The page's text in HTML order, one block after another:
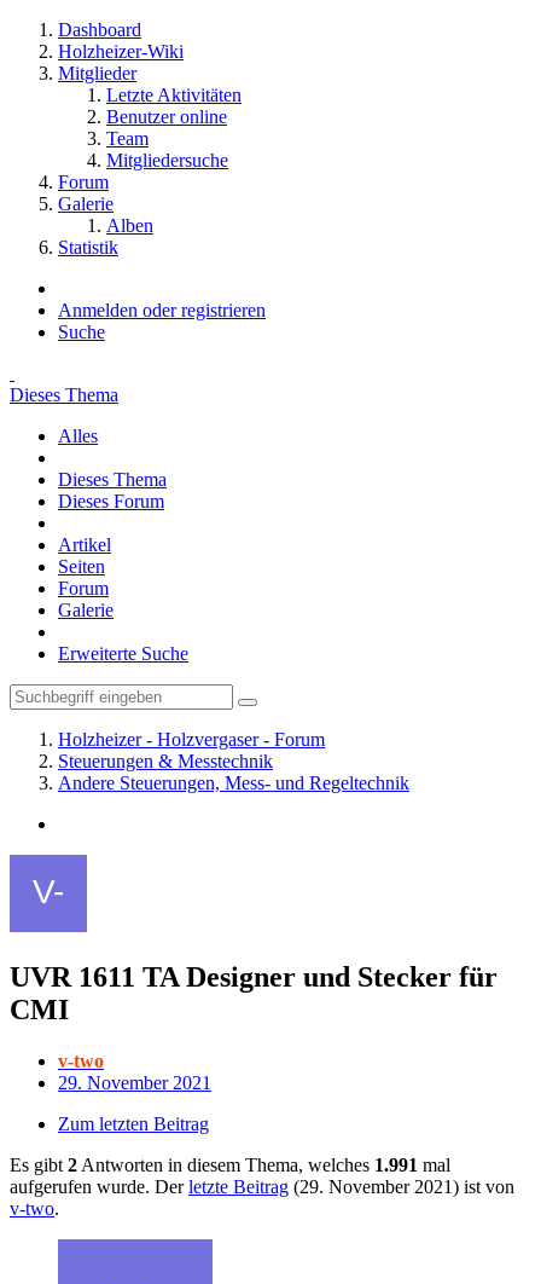
Dashboard
Holzheizer-Wiki
Mitglieder
Letzte Aktivitäten
Benutzer online
Team
Mitgliedersuche
Forum
Galerie
Alben
Statistik
Anmelden oder registrieren
Suche
Dieses Thema
Alles
Dieses Thema
Dieses Forum
Artikel
Seiten
Forum
Galerie
Erweiterte Suche
Holzheizer - Holzvergaser - Forum
Steuerungen & Messtechnik
Andere Steuerungen, Mess- und Regeltechnik
UVR 1611 TA Designer und Stecker für
CMI
v-two
29. November 2021
Zum letzten Beitrag
Es gibt 2 Antworten in diesem Thema, welches 1.991 mal
aufgerufen wurde. Derletzte Beitrag (29. November 2021) ist von
v-two.